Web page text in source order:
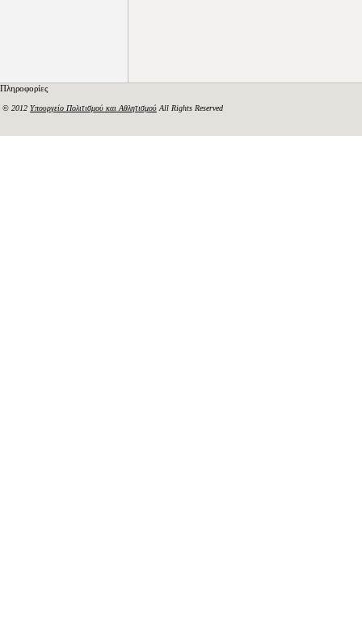
Πληροφορίες
© 2012 Υπουργείο Πολιτισμού και Αθλητισμού All Rights Reserved